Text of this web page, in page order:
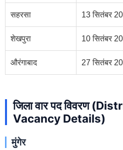
सहरसा 13 सितंबर
शेखपुरा 10 सितंबर
औरंगाबाद 27 सितंबर
जिला वार पद विवरण
Vacancy Details)
मुंगेर